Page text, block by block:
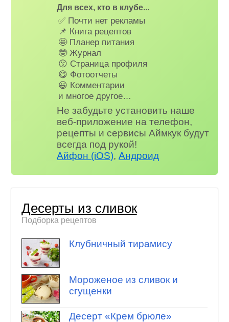
Для всех, кто в клубе...
✅ Почти нет рекламы
📌 Книга рецептов
🤩 Планер питания
🤓 Журнал
😗 Страница профиля
😋 Фотоотчеты
😃 Комментарии
и многое другое…
Не забудьте установить наше
веб-приложение на телефон,
рецепты и сервисы Аймкук будут
всегда под рукой!
Айфон (iOS),Андроид
Десерты из сливок
Подборка рецептов
Клубничный тирамису
Мороженое из сливок и
сгущенки
Десерт «Крем брюле»